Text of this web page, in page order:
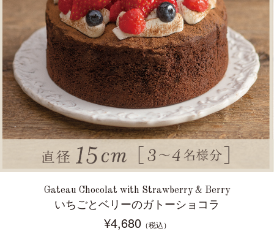
Gateau Chocolat with Strawberry & Berry
いちごとベリーのガトーショコラ
¥4,680 （税込）